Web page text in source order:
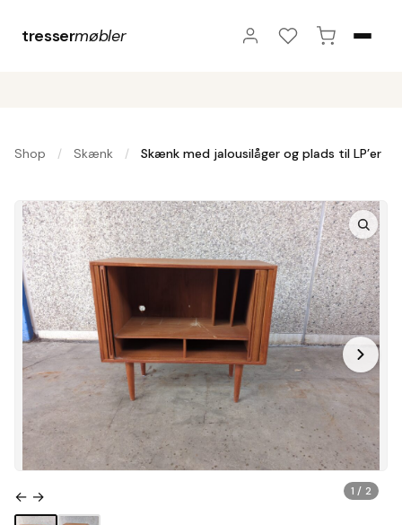
tressermøbler
Shop / Skænk / Skænk med jalousilåger og plads til LP’er
1 / 2
← →